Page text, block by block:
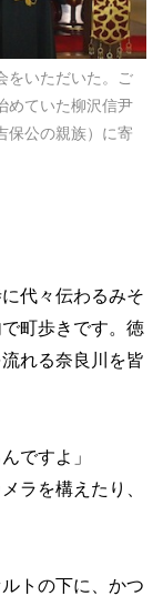
をいただいた。ご
めていた柳沢信尹
保公の親族）に寄
代々伝わるみそ
町歩きです。徳
れる奈良川を皆
ですよ」
ラを構えたり、
トの下に、かつ